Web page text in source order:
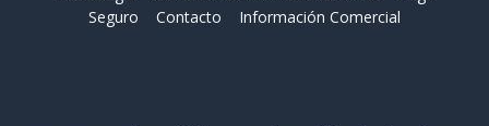
Seguro
Contacto Información Comercial